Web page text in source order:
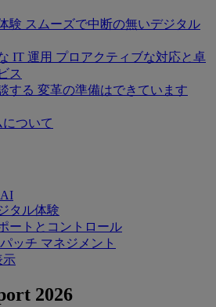
験 スムーズで中断の無いデジタル
IT 運用 プロアクティブな対応と卓
ス
する 変革の準備はできています
ついて
AI
タル体験
ートとコントロール
ッチ マネジメント
示
2026